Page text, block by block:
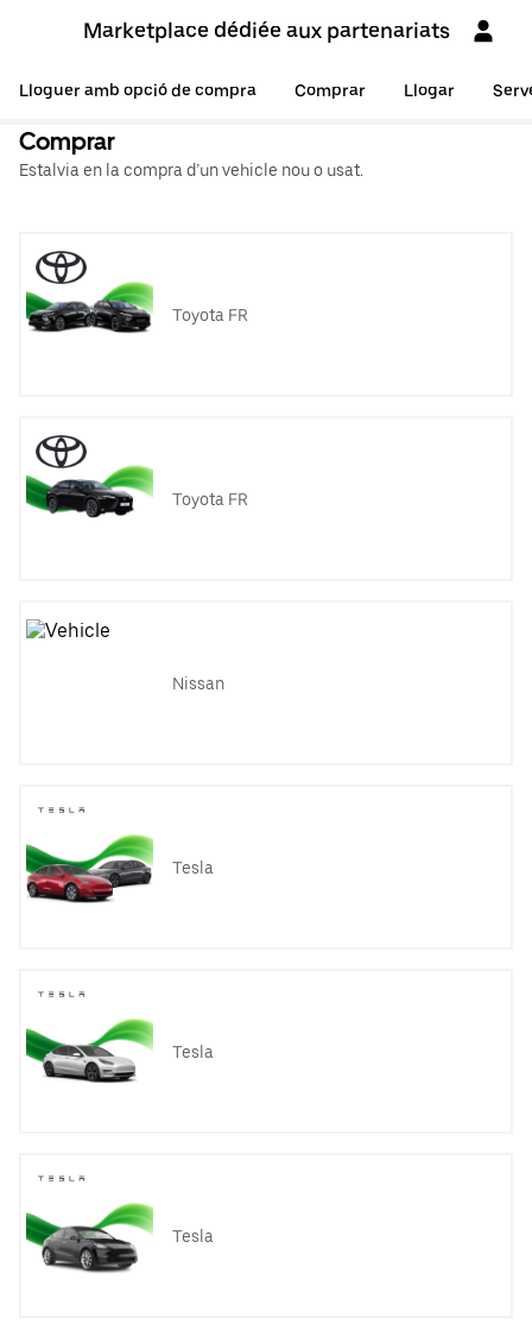
Marketplace dédiée aux partenariats
Lloguer amb opció de compra Comprar Llogar
Comprar
Estalvia en la compra d’un vehicle nou o usat.
Toyota FR
Toyota FR
Nissan
Tesla
Tesla
Tesla